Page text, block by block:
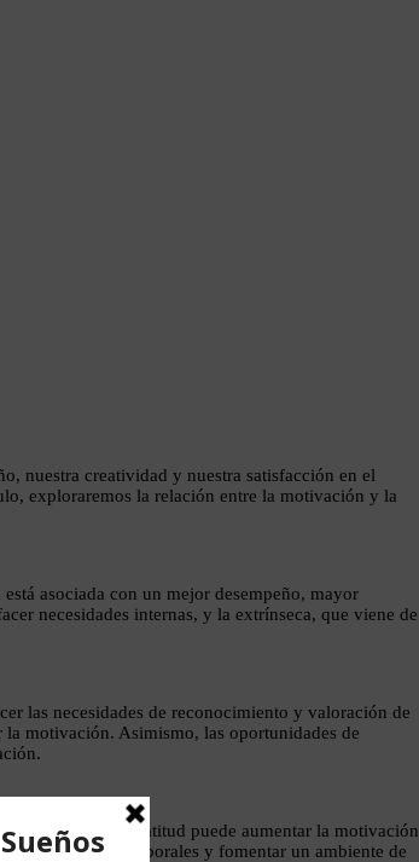
nuestra creatividad y nuestra satisfacción en el
exploraremos la relación entre la motivación y la
asociada con un mejor desempeño, mayor
necesidades internas, y la extrínseca, que viene de
las necesidades de reconocimiento y valoración de
motivación. Asimismo, las oportunidades de
tenemos. La gratitud puede aumentar la motivación
las relaciones laborales y fomentar un ambiente de